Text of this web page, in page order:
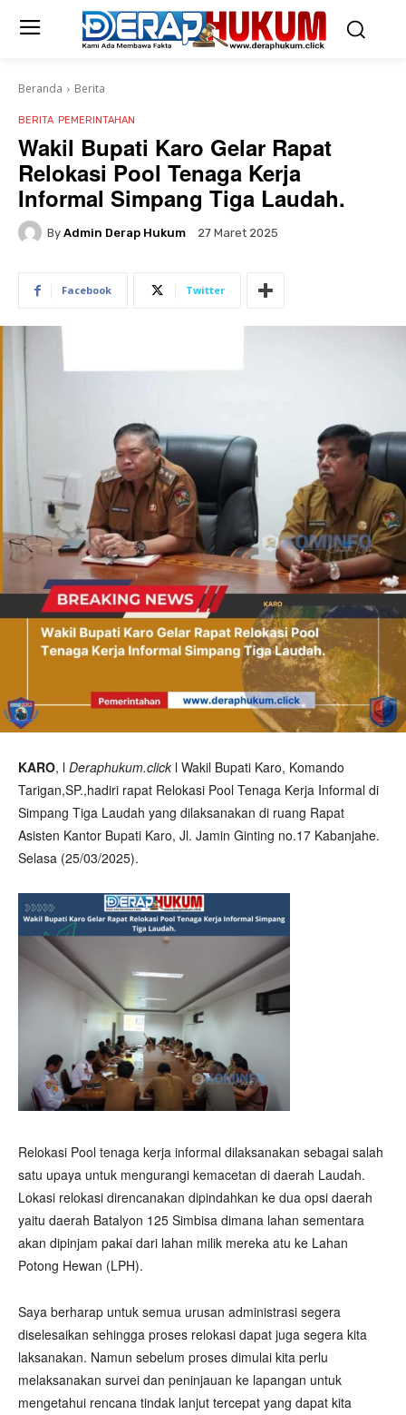
Beranda Berita
BERITA PEMERINTAHAN
Wakil Bupati Karo Gelar Rapat
Relokasi Pool Tenaga Kerja
Informal Simpang Tiga Laudah.
By Admin Derap Hukum 27 Maret 2025
Facebook Twitter
KARO, l Deraphukum.click l Wakil Bupati Karo, Komando
Tarigan,SP.,hadiri rapat Relokasi Pool Tenaga Kerja Informal di
Simpang Tiga Laudah yang dilaksanakan di ruang Rapat
Asisten Kantor Bupati Karo, Jl. Jamin Ginting no.17 Kabanjahe.
Selasa (25/03/2025).
Relokasi Pool tenaga kerja informal dilaksanakan sebagai salah
satu upaya untuk mengurangi kemacetan di daerah Laudah.
Lokasi relokasi direncanakan dipindahkan ke dua opsi daerah
yaitu daerah Batalyon 125 Simbisa dimana lahan sementara
akan dipinjam pakai dari lahan milik mereka atu ke Lahan
Potong Hewan (LPH).
Saya berharap untuk semua urusan administrasi segera
diselesaikan sehingga proses relokasi dapat juga segera kita
laksanakan. Namun sebelum proses dimulai kita perlu
melaksanakan survei dan peninjauan ke lapangan untuk
mengetahui rencana tindak lanjut tercepat yang dapat kita